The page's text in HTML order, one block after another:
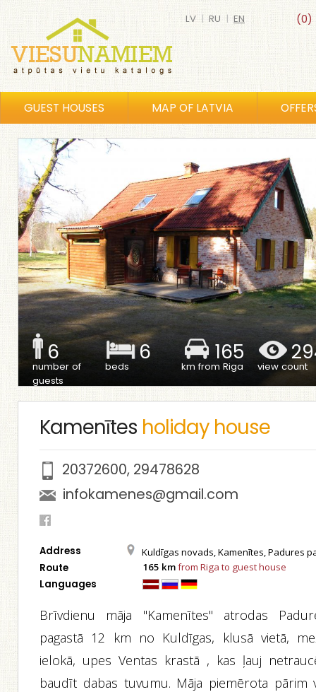
(0)
LV | RU | EN
GUEST HOUSES MAP OF LATVIA
6
number of
guests
6
beds
165
km from Riga view count
Kamenītes holiday house
20372600, 29478628
infokamenes@gmail.com
Address Kuldīgas novads, Kamenītes, Padures
Route 165 kmfrom Riga to guest house
Languages
Brīvdienu māja "Kamenītes" atrodas
pagastā 12 km no Kuldīgas, klusā vietā,
ielokā, upes Ventas krastā , kas ļauj
baudīt dabas tuvumu. Māja piemērota pārim